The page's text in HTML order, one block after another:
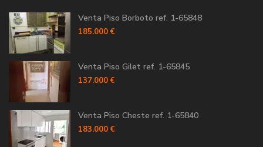
Venta Piso Borboto ref. 1-65848
185.000 €
Venta Piso Gilet ref. 1-65845
137.000 €
Venta Piso Cheste ref. 1-65840
183.000 €